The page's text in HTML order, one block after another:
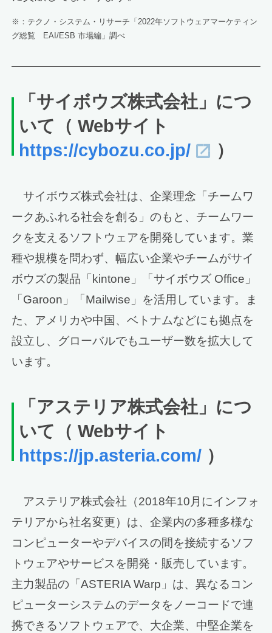
※：テクノ・システム・リサーチ「2022年ソフトウェアマーケティン
グ総覧 EAI/ESB 市場編」調べ
「サイボウズ株式会社」につ
いて（ Webサイト
https://cybozu.co.jp/
）
サイボウズ株式会社は、企業理念「チームワ
ークあふれる社会を創る」のもと、チームワー
クを支えるソフトウェアを開発しています。業
種や規模を問わず、幅広い企業やチームがサイ
ボウズの製品「kintone」「サイボウズ Office」
「Garoon」「Mailwise」を活用しています。ま
た、アメリカや中国、ベトナムなどにも拠点を
設立し、グローバルでもユーザー数を拡大して
います。
「アステリア株式会社」につ
いて（ Webサイト
https://jp.asteria.com/ ）
アステリア株式会社（2018年10月にインフォ
テリアから社名変更）は、企業内の多種多様な
コンピューターやデバイスの間を接続するソフ
トウェアやサービスを開発・販売しています。
主力製品の「ASTERIA Warp」は、異なるコン
ピューターシステムのデータをノーコードで連
携できるソフトウェアで、大企業、中堅企業を